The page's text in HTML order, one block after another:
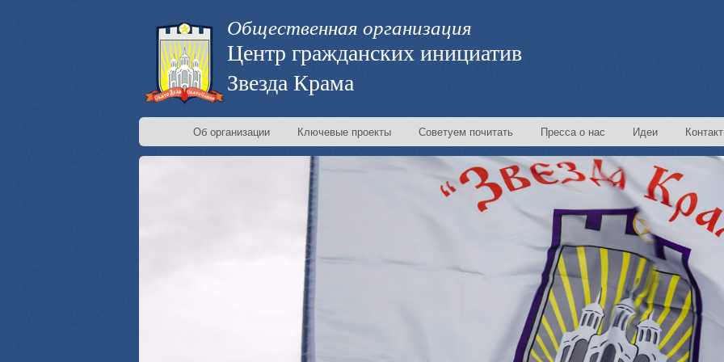
Общественная организация
Центр гражданских инициатив
Звезда Крама
Об организации Ключевые проекты Советуем почитать Пресса о нас Идеи